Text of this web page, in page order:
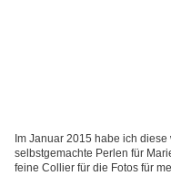
Im Januar 2015 habe ich
selbstgemachte Perlen für
feine Collier für die Fotos für